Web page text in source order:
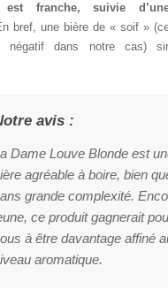
est franche, suivie
bref, une bière de « soif »
négatif dans notre cas)
avis :
Dame Louve Blonde est
agréable à boire, bien
grande complexité.
ce produit gagnerait
à être davantage affiné
aromatique.